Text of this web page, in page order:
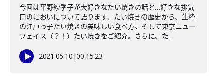
今回は平野紗季子が大好きなたい焼きの話と…好きな排気
口のにおいについて語ります。たい焼きの歴史から、生粋
の江戸っ子たい焼きの美味しい食べ方、そして東京ニュー
フェイス（？！）たい焼きをご紹介。さらに、た...
2021.05.10 |00:15:23